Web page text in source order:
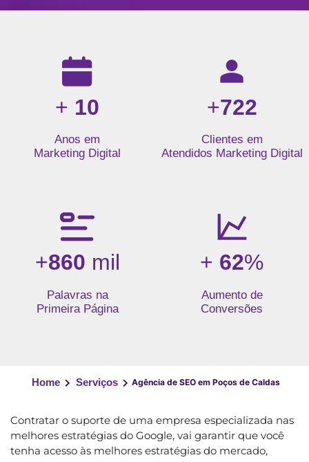
Resultados da nossa agência de marketing digital: mais
+ 10
Anos em
Marketing Digital
+722
Clientes em
Atendidos Marketing Digital
+860 mil
Palavras na
Primeira Página
+ 62%
Aumento de
Conversões
Home Serviços Agência de SEO em Poços de Caldas
Contratar o suporte de uma empresa especializada nas
melhores estratégias do Google, vai garantir que você
tenha acesso às melhores estratégias do mercado,